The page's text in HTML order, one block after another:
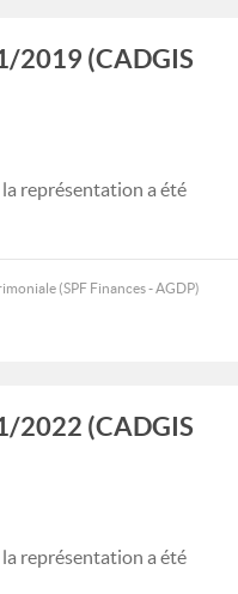
2019 (CADGIS
représentation a été
(SPF Finances - AGDP)
2022 (CADGIS
représentation a été